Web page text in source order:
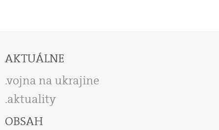
AKTUÁLNE
vojna na ukrajine
aktuality
OBSAH